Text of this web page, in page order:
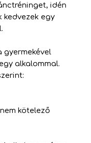
idén
kedvezek egy
gyermekével
alkalommal.
kötelező